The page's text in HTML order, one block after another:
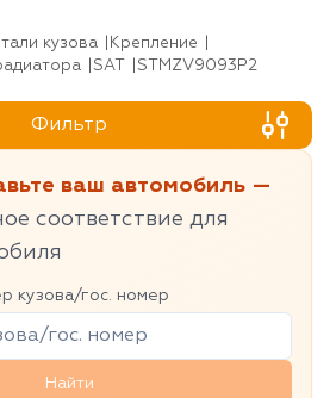
кузова
Крепление
SAT STMZV9093P2
Фильтр
ваш автомобиль —
соответствие для
кузова/гос. номер
Найти